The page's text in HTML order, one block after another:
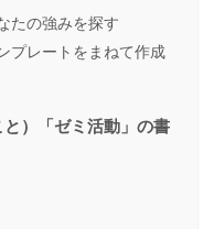
たの強みを探す
プレートをまねて作成
）「ゼミ活動」の書